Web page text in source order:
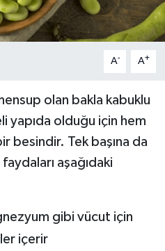
A- A+
olan bakla kabuklu
yapıda olduğu için hem
besindir. Tek başına da
aşağıdaki
gibi vücut için
içerir